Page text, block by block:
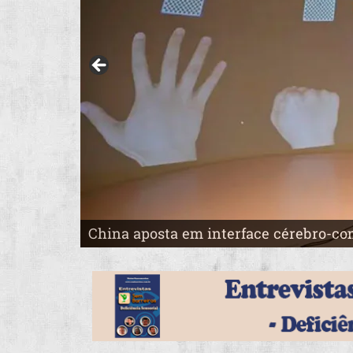
China aposta em interface cérebro-
Pai constrói o “País das Maravilhas”